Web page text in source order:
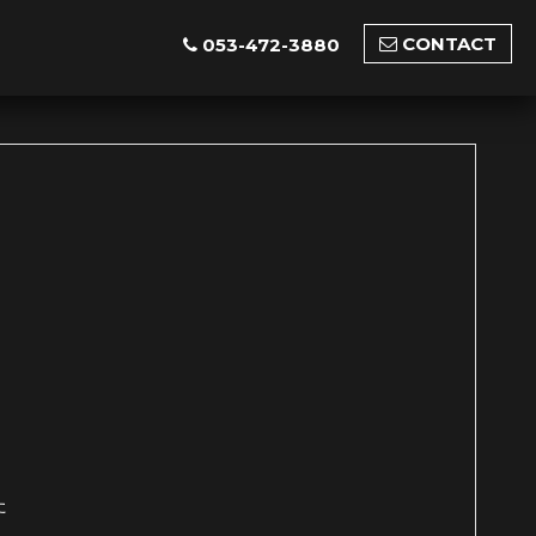
053-472-3880 CONTACT